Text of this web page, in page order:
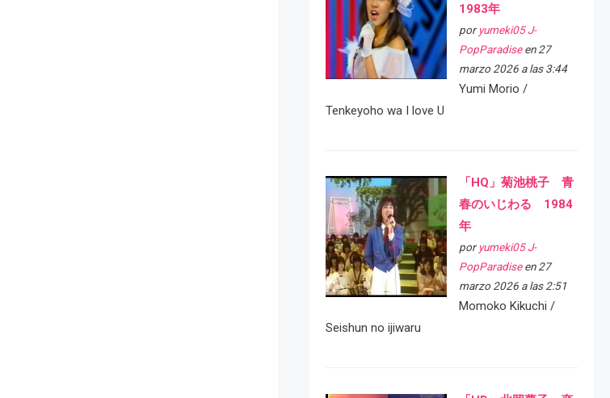
1983年
por yumeki05 J-
PopParadiseen 27
marzo 2026 a las 3:44
Yumi Morio /
Tenkeyoho wa I love U
「HQ」菊池桃子 青
春のいじわる 1984
年
por yumeki05 J-
PopParadiseen 27
marzo 2026 a las 2:51
Momoko Kikuchi /
Seishun no ijiwaru